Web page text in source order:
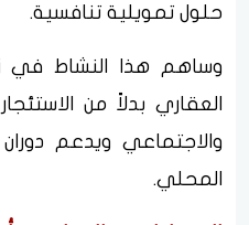
حلول تمويلية تنافسية.
وساهم هذا النشاط في
العقاري بدلاً من
والاجتماعي ويدعم
المحلي.